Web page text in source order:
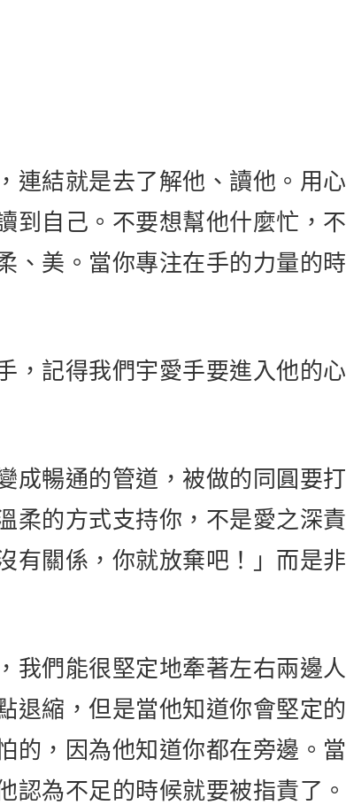
連結就是去了解他、讀他。用心
到自己。不要想幫他什麼忙，不
、美。當你專注在手的力量的時
，記得我們宇愛手要進入他的心
成暢通的管道，被做的同圓要打
柔的方式支持你，不是愛之深責
有關係，你就放棄吧！」而是非
我們能很堅定地牽著左右兩邊人
退縮，但是當他知道你會堅定的
的，因為他知道你都在旁邊。當
認為不足的時候就要被指責了。